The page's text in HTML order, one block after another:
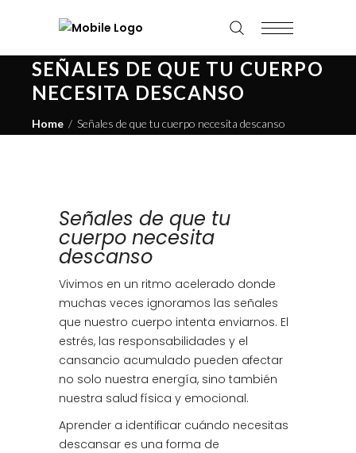
SEÑALES DE QUE TU CUERPO
NECESITA DESCANSO
Home / Señales de que tu cuerpo necesita descanso
Señales de que tu
cuerpo necesita
descanso
Vivimos en un ritmo acelerado donde
muchas veces ignoramos las señales
que nuestro cuerpo intenta enviarnos. El
estrés, las responsabilidades y el
cansancio acumulado pueden afectar
no solo nuestra energía, sino también
nuestra salud física y emocional.
Aprender a identificar cuándo necesitas
descansar es una forma de